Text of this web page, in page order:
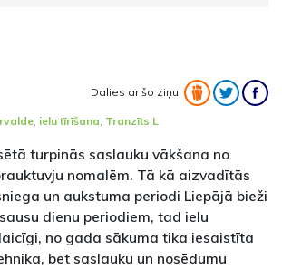
Dalies ar šo ziņu:
, ielu tīrīšana, Tranzīts L
turpinās saslauku vākšana no
nomalēm. Tā kā aizvadītās
un aukstuma periodi Liepājā bieži
dienu periodiem, tad ielu
no gada sākuma tika iesaistīta
bet saslauku un nosēdumu